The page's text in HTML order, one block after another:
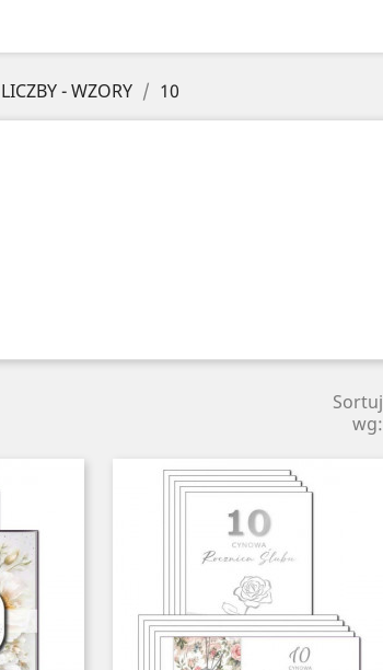
LICZBY - WZORY 10
Sortuj
wg: